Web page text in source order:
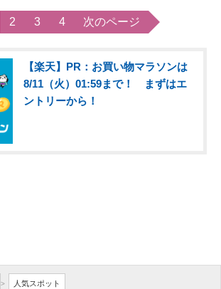
2 3 4 次のページ
【楽天】PR：お買い物マラソンは
8/11（火）01:59まで！ まずはエ
ントリーから！
> 人気スポット